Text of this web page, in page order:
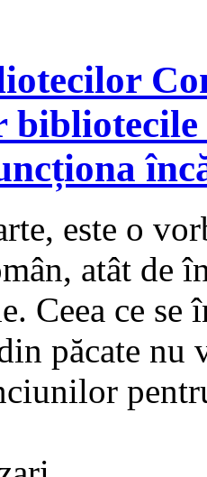
este o
atât de
Ceea ce se
păcate nu